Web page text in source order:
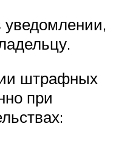
уведомлении,
штрафных
при